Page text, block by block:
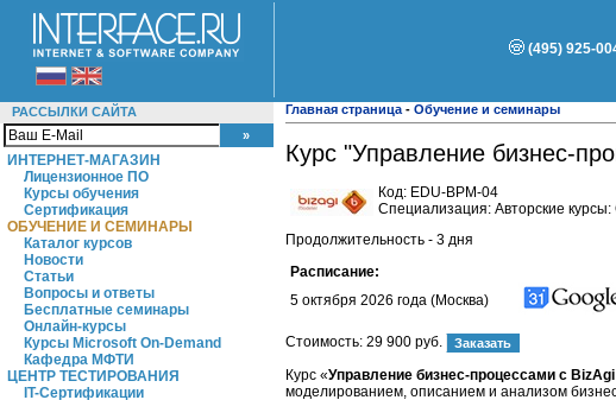
(495) 925-
РАССЫЛКИ САЙТА
ИНТЕРНЕТ-МАГАЗИН
Лицензионное ПО
Курсы обучения
Сертификация
ОБУЧЕНИЕ И СЕМИНАРЫ
Каталог курсов
Новости
Статьи
Вопросы и ответы
Бесплатные семинары
Онлайн-курсы
Курсы Microsoft On-Demand
Кафедра МФТИ
ЦЕНТР ТЕСТИРОВАНИЯ
IT-Сертификации
Главная страница - Обучение и семинары
Курс "Управление бизнес-
Код: EDU-BPM-04
Специализация: Авторские
Продолжительность - 3 дня
Расписание:
5 октября 2026 года (Москва)
Стоимость: 29 900 руб.
Курс «Управление бизнес-процессами с
моделированием, описанием и анализом